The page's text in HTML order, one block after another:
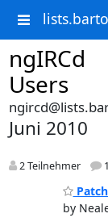
ngIRCd
Users
Juni 2010
2 Teilnehmer
Patch
by